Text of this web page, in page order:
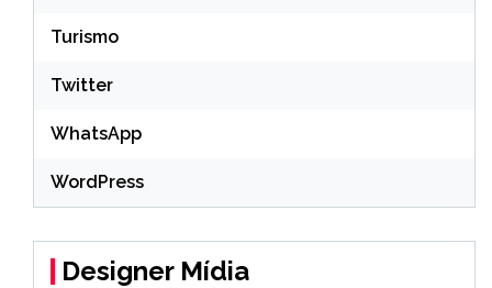
Turismo
Twitter
WhatsApp
WordPress
Designer Mídia